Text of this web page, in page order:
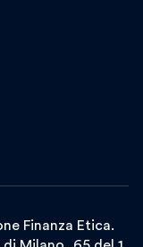
Finanza Etica.